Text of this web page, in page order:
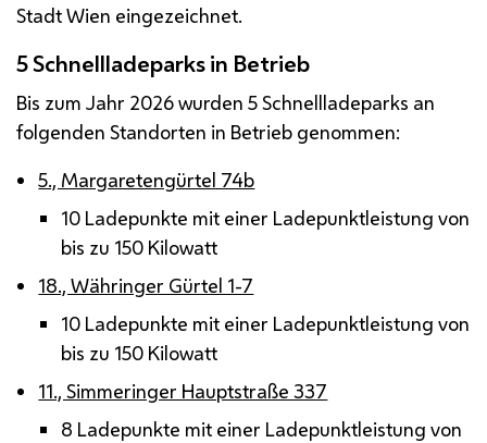
Stadt Wien eingezeichnet.
5 Schnellladeparks in Betrieb
Bis zum Jahr 2026 wurden 5 Schnellladeparks an
folgenden Standorten in Betrieb genommen:
5., Margaretengürtel 74b
10 Ladepunkte mit einer Ladepunktleistung von
bis zu 150 Kilowatt
18., Währinger Gürtel 1-7
10 Ladepunkte mit einer Ladepunktleistung von
bis zu 150 Kilowatt
11., Simmeringer Hauptstraße 337
8 Ladepunkte mit einer Ladepunktleistung von